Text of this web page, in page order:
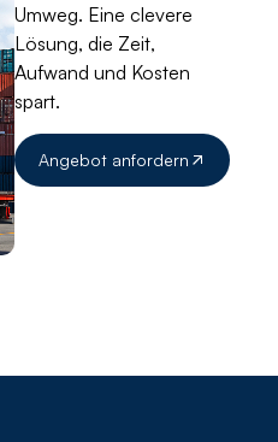
Umweg. Eine clevere
Lösung, die Zeit,
Aufwand und Kosten
spart.
Angebot anfordern